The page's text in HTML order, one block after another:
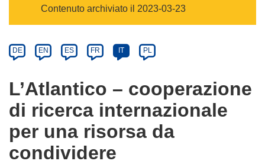
Category
Contenuto archiviato il 2023-03-23
Article
available
the
following
languages:
DE EN ES FR IT PL
L’Atlantico – cooperazione
di ricerca internazionale
per una risorsa da
condividere